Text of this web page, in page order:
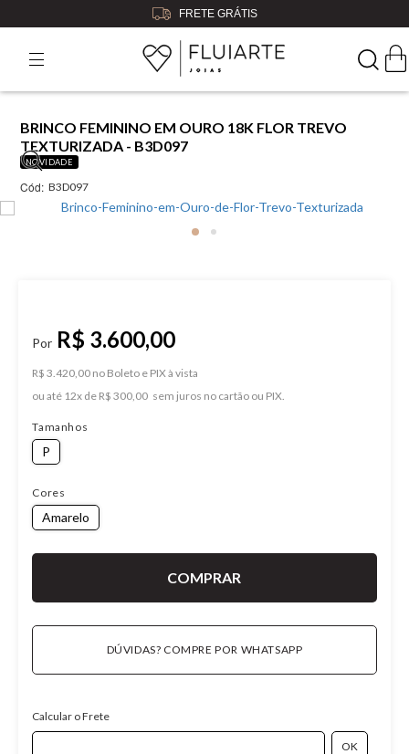
BRINCO FEMININO EM OURO 18K FLOR TREVO
TEXTURIZADA - B3D097
NOVIDADE
Cód: B3D097
R$ 3.600,00
R$ 3.420,00 no Boleto e PIX
ou
12x de R$ 300,00
Tamanhos
P
Cores
Amarelo
DÚVIDAS? COMPRE POR WHATSAPP
Calcular o Frete